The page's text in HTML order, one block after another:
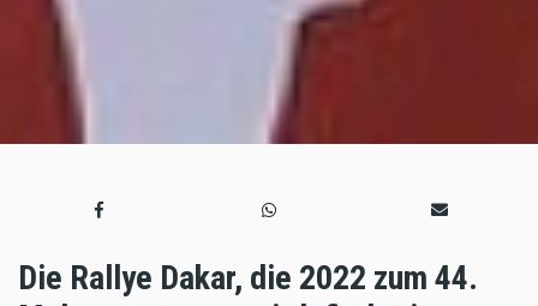
Die Rallye Dakar, die 2022 zum 44.